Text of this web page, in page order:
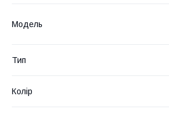
Мoдель
Тип
Колір